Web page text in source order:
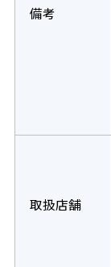
備考
取扱店舗